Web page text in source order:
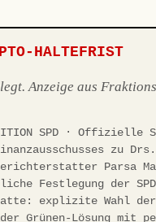
HALTEFRIST
Anzeige aus
SPD ·
zu
Parsa
Festlegung der
explizite Wahl der
Grünen-Lösung mit